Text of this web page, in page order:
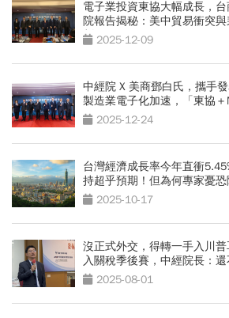
電子業投資東協大幅成長，
院報告揭秘：美中貿易衝突
劑 2025-12-09
中經院 X 美商鄧白氏，攜手
製造業電子化加速，「東協
2025-12-24
台灣經濟成長率今年直衝
持超乎預期！但為何專家憂
2025-10-17
沒正式外交，得轉一手入川
入關稅季後賽，中經院長：
2025-08-01